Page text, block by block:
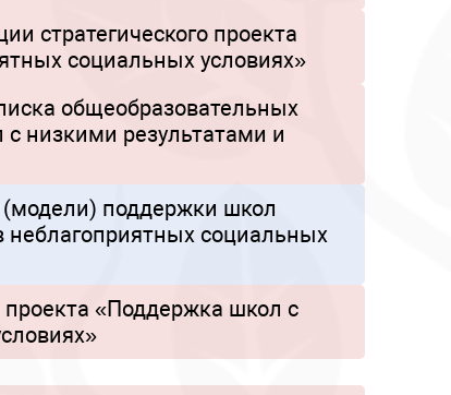
стратегического проекта
социальных условиях»
общеобразовательных
низкими результатами и
поддержки школ
неблагоприятных социальных
«Поддержка школ с